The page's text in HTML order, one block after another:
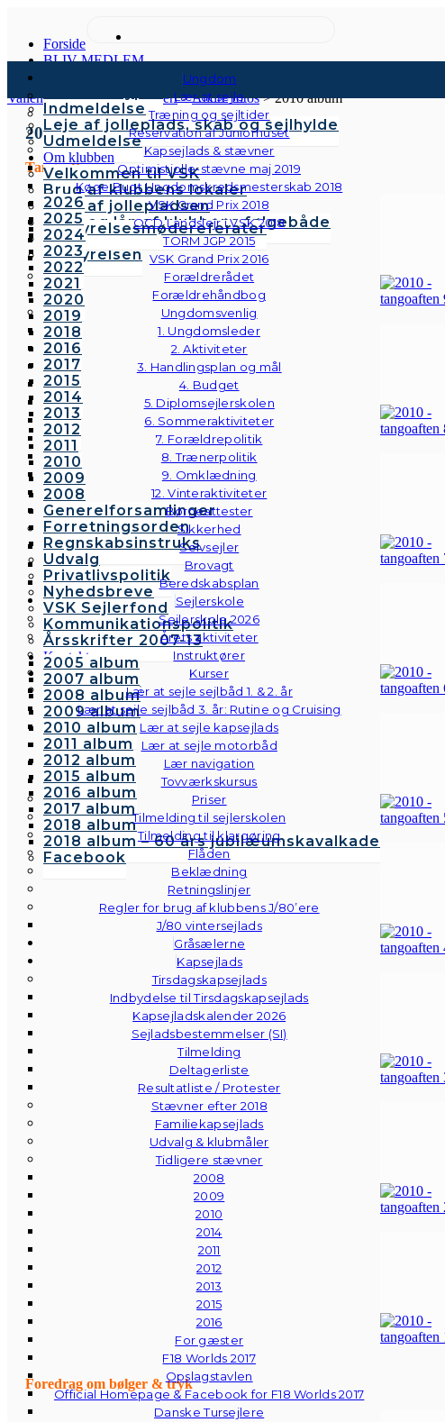
Ungdom
Lær at sejle
Træning og sejltider
Reservation af Juniorhuset
Kapsejlads & stævner
Optimistjolle-stævne maj 2019
Køge Bugt Ungdomskredsmesterskab 2018
VSK Grand Prix 2018
OCD Landslejr i VSK 2018
TORM JGP 2015
VSK Grand Prix 2016
Forældrerådet
Forældrehåndbog
Ungdomsvenlig
1. Ungdomsleder
2. Aktiviteter
3. Handlingsplan og mål
4. Budget
5. Diplomsejlerskolen
6. Sommeraktiviteter
7. Forældrepolitik
8. Trænerpolitik
9. Omklædning
12. Vinteraktiviteter
Børneattester
Sikkerhed
Selvsejler
Brovagt
Beredskabsplan
Sejlerskole
Sejlerskole 2026
Årets aktiviteter
Instruktører
Kurser
Lær at sejle sejlbåd 1. & 2. år
Lær at sejle sejlbåd 3. år: Rutine og Cruising
Lær at sejle kapsejlads
Lær at sejle motorbåd
Lær navigation
Tovværkskursus
Priser
Tilmelding til sejlerskolen
Tilmelding til klargøring
Flåden
Beklædning
Retningslinjer
Regler for brug af klubbens J/80’ere
J/80 vintersejlads
Gråsælerne
Kapsejlads
Tirsdagskapsejlads
Indbydelse til Tirsdagskapsejlads
Kapsejladskalender 2026
Sejladsbestemmelser (SI)
Tilmelding
Deltagerliste
Resultatliste / Protester
Stævner efter 2018
Familiekapsejlads
Udvalg & klubmåler
Tidligere stævner
2008
2009
2010
2014
2011
2012
2013
2015
2016
For gæster
F18 Worlds 2017
Opslagstavlen
Official Homepage & Facebook for F18 Worlds 2017
Danske Tursejlere
Forside
BLIV MEDLEM
Kontingenter & gebyrer
Indmeldelse
Leje af jolleplads, skab og sejlhylde
Udmeldelse
Om klubben
Velkommen til VSK
Brug af klubbens lokaler
Brug af jollepladsen
Brug og lån af klubbens følgebåde
Vedtægter
Bestyrelsen
Bestyrelsesmødereferater
2026
2025
2024
2023
2022
2021
2020
2019
2018
2016
2017
2015
2014
2013
2012
2011
2010
2009
2008
Generelforsamlinger
Forretningsorden
Regnskabsinstruks
Udvalg
Privatlivspolitik
Nyhedsbreve
VSK Sejlerfond
Kommunikationspolitik
Årsskrifter 2007-13
Kontakt
Galleri
Andre fotos
2005 album
2007 album
2008 album
2009 album
2010 album
2011 album
2012 album
2015 album
2016 album
2017 album
2018 album
2018 album – 60 års jubilæumskavalkade
Facebook
Vallensbæk Sejlklub>Galleri>Andre fotos>2010 album
2010
Tangoaften
Foredrag om bølger & tryk